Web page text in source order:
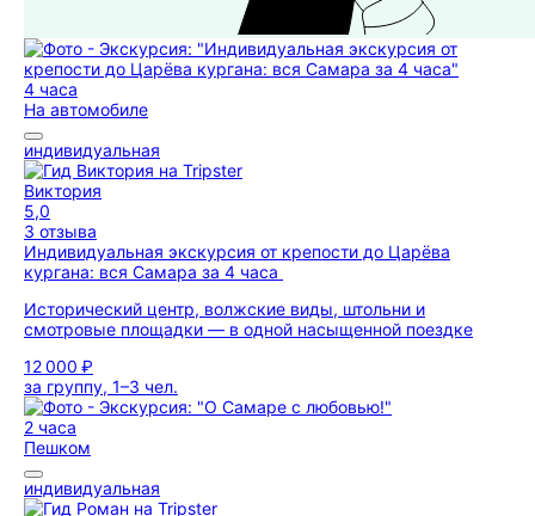
4 часа
На автомобиле
индивидуальная
Виктория
5,0
3 отзыва
Индивидуальная экскурсия от крепости до Царёва
кургана: вся Самара за 4 часа
Исторический центр, волжские виды, штольни и
смотровые площадки — в одной насыщенной поездке
12 000 ₽
за группу, 1–3 чел.
2 часа
Пешком
индивидуальная